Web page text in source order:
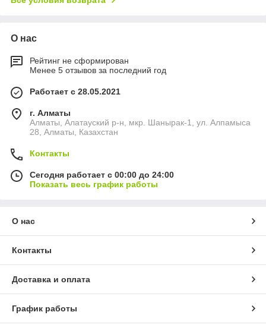
О нас
Рейтинг не сформирован
Менее 5 отзывов за последний год
Работает с 28.05.2021
г. Алматы
Алматы, Алатауский р-н, мкр. Шанырак-1, ул. Алпамыса
28, Алматы, Казахстан
Контакты
Сегодня работает с 00:00 до 24:00
Показать весь график работы
О нас
Контакты
Доставка и оплата
График работы